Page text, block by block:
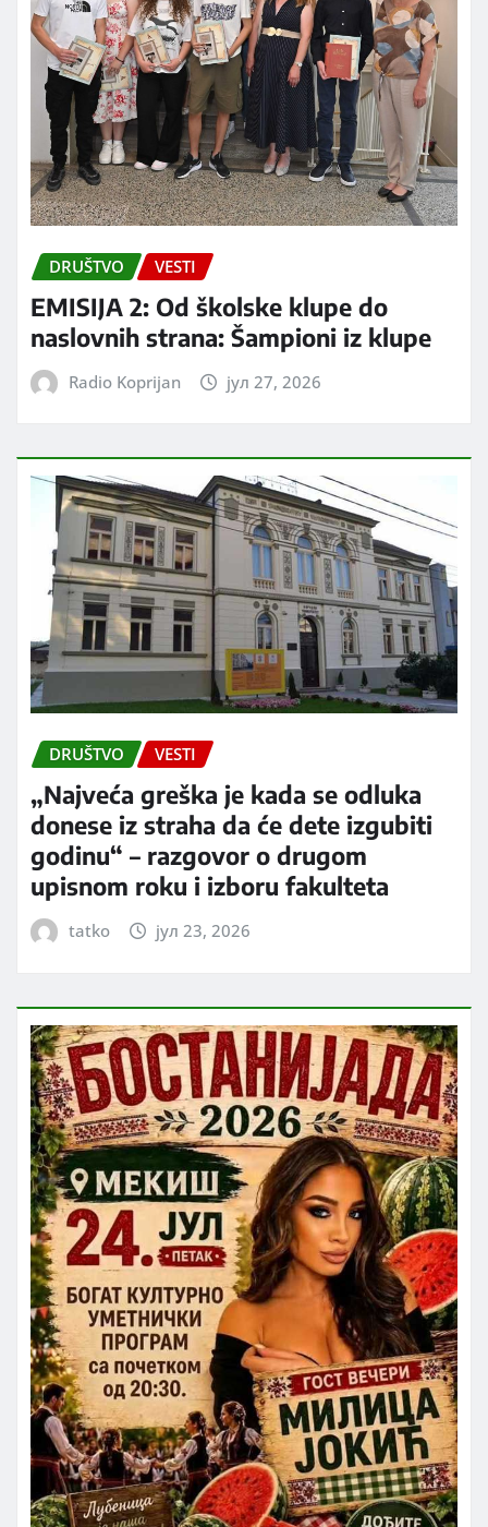
DRUŠTVO VESTI
EMISIJA 2: Od školske klupe do
naslovnih strana: Šampioni iz klupe
Radio Koprijan јул 27, 2026
DRUŠTVO VESTI
„Najveća greška je kada se odluka
donese iz straha da će dete izgubiti
godinu“ – razgovor o drugom
upisnom roku i izboru fakulteta
tatko јул 23, 2026